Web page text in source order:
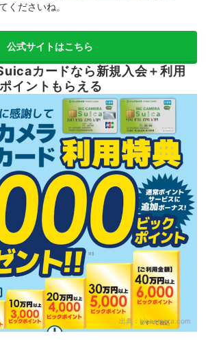
くださいね。
公式サイトはこちら
カードなら新規入会＋利用
イントもらえる
出典： biccamera.com